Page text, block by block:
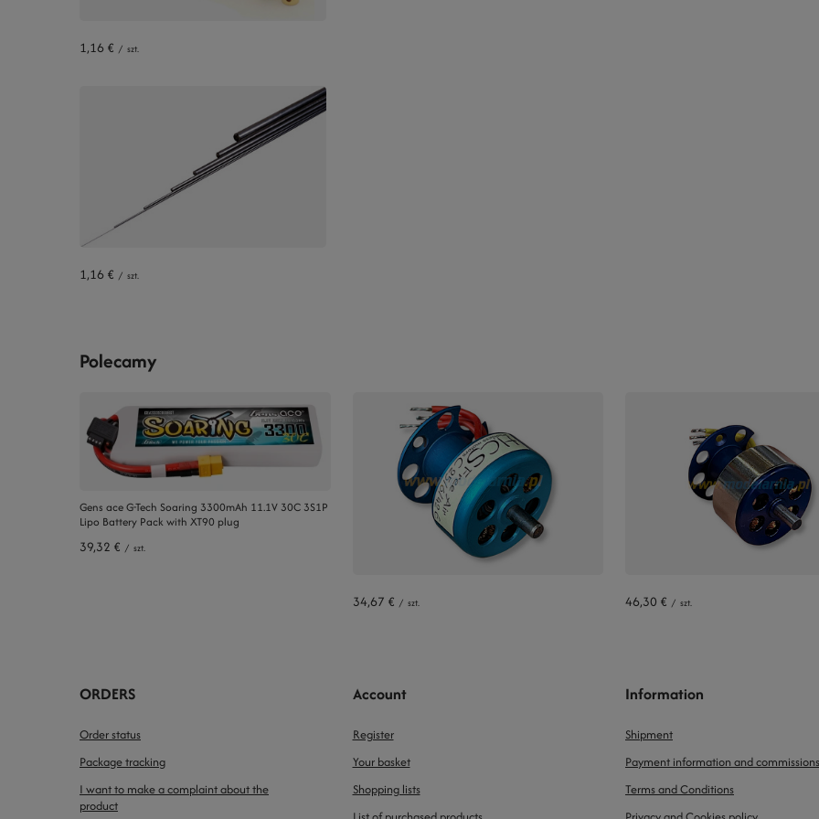
1,16 € / szt.
1,16 € / szt.
Polecamy
Gens ace G-Tech Soaring 3300mAh 11.1V 30C 3S1P
Lipo Battery Pack with XT90 plug
39,32 € / szt.
34,67 € / szt. 46,30 € / szt.
ORDERS
Order status
Package tracking
I want to make a complaint about the
product
Account
Register
Your basket
Shopping lists
Information
Shipment
Payment information and commissions
Terms and Conditions